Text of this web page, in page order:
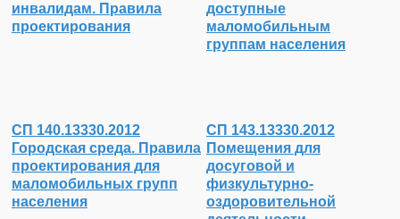
инвалидам. Правила
проектирования
доступные
маломобильным
группам населения
СП 140.13330.2012
Городская среда. Правила
проектирования для
маломобильных групп
населения
СП 143.13330.2012
Помещения для
досуговой и
физкультурно-
оздоровительной